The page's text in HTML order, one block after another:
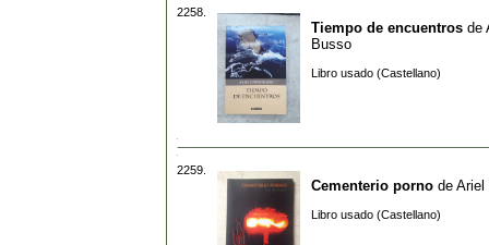
2258.
Tiempo de encuentros de
Busso
Libro usado (Castellano)
2259.
Cementerio porno de Ariel
Libro usado (Castellano)